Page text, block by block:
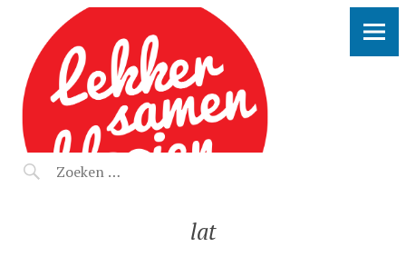
LEKKER SAMEN KLOOIEN
lat